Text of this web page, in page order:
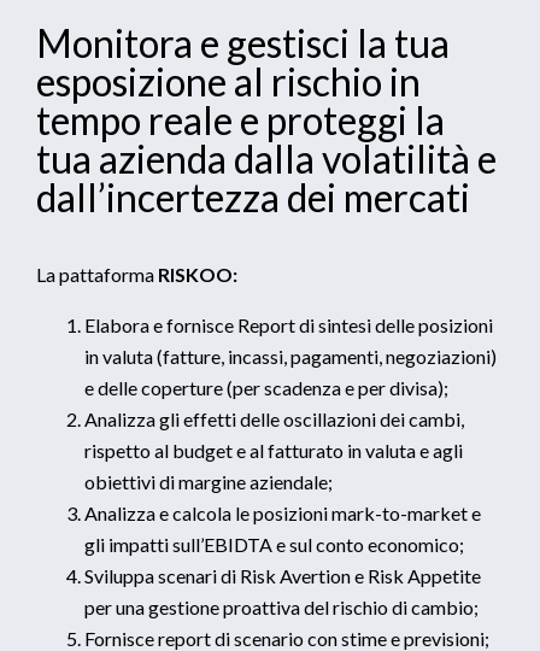
Monitora e gestisci la tua
esposizione al rischio in
tempo reale e proteggi la
tua azienda dalla volatilità e
dall’incertezza dei mercati
La pattaforma RISKOO:
Elabora e fornisce Report di sintesi delle posizioni
in valuta (fatture, incassi, pagamenti, negoziazioni)
e delle coperture (per scadenza e per divisa);
Analizza gli effetti delle oscillazioni dei cambi,
rispetto al budget e al fatturato in valuta e agli
obiettivi di margine aziendale;
Analizza e calcola le posizioni mark-to-market e
gli impatti sull’EBIDTA e sul conto economico;
Sviluppa scenari di Risk Avertion e Risk Appetite
per una gestione proattiva del rischio di cambio;
Fornisce report di scenario con stime e previsioni;